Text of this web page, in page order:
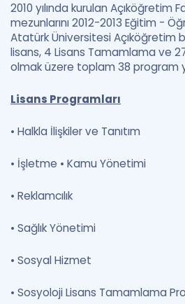
2010 yılında kurulan Açıköğretim
mezunlarını 2012-2013 Eğitim -
Atatürk Üniversitesi Açıköğretim
lisans, 4 Lisans Tamamlama ve
olmak üzere toplam 38 program
Lisans Programları
• Halkla İlişkiler ve Tanıtım
• İşletme • Kamu Yönetimi
• Reklamcılık
• Sağlık Yönetimi
• Sosyal Hizmet
• Sosyoloji Lisans Tamamlama